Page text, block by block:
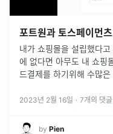
포트원과 토스페이먼
내가 쇼핑몰을 설립했다
에 없다면 아무도 내 쇼핑
드결제를 하기위해 수많
이다
2023년 2월 16일 · 7개의 댓글
by Pien